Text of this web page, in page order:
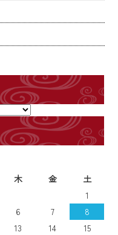
木 金 土
1
6 7
8
13 14
15